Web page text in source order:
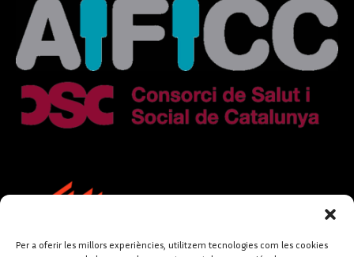
Per a oferir les millors experiències, utilitzem tecnologies com les cookies